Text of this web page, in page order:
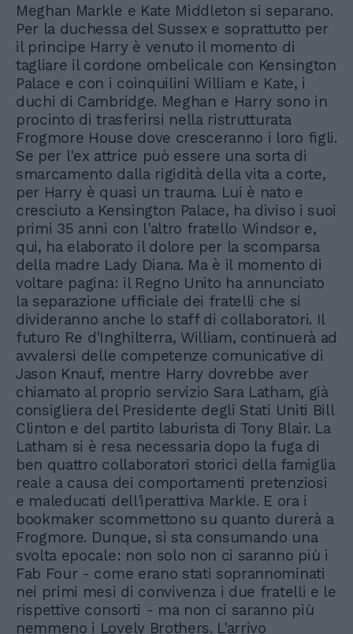
Meghan Markle e Kate Middleton si separano.
Per la duchessa del Sussex e soprattutto per
il principe Harry è venuto il momento di
tagliare il cordone ombelicale con Kensington
Palace e con i coinquilini William e Kate, i
duchi di Cambridge. Meghan e Harry sono in
procinto di trasferirsi nella ristrutturata
Frogmore House dove cresceranno i loro figli.
Se per l'ex attrice può essere una sorta di
smarcamento dalla rigidità della vita a corte,
per Harry è quasi un trauma. Lui è nato e
cresciuto a Kensington Palace, ha diviso i suoi
primi 35 anni con l'altro fratello Windsor e,
qui, ha elaborato il dolore per la scomparsa
della madre Lady Diana. Ma è il momento di
voltare pagina: il Regno Unito ha annunciato
la separazione ufficiale dei fratelli che si
divideranno anche lo staff di collaboratori. Il
futuro Re d'Inghilterra, William, continuerà ad
avvalersi delle competenze comunicative di
Jason Knauf, mentre Harry dovrebbe aver
chiamato al proprio servizio Sara Latham, già
consigliera del Presidente degli Stati Uniti Bill
Clinton e del partito laburista di Tony Blair. La
Latham si è resa necessaria dopo la fuga di
ben quattro collaboratori storici della famiglia
reale a causa dei comportamenti pretenziosi
e maleducati dell'iperattiva Markle. E ora i
bookmaker scommettono su quanto durerà a
Frogmore. Dunque, si sta consumando una
svolta epocale: non solo non ci saranno più i
Fab Four - come erano stati soprannominati
nei primi mesi di convivenza i due fratelli e le
rispettive consorti - ma non ci saranno più
nemmeno i Lovely Brothers. L'arrivo